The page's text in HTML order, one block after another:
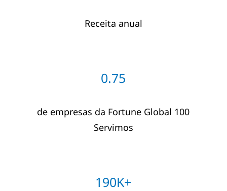
Receita anual
0.75
de empresas da Fortune Global 100
Servimos
190K+